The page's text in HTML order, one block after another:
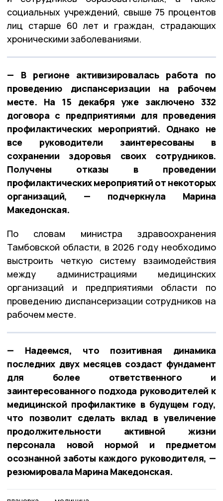
социальных учреждений, свыше 75 процентов
лиц старше 60 лет и граждан, страдающих
хроническими заболеваниями.
— В регионе активизировалась работа по
проведению диспансеризации на рабочем
месте. На 15 декабря уже заключено 332
договора с предприятиями для проведения
профилактических мероприятий. Однако не
все руководители заинтересованы в
сохранении здоровья своих сотрудников.
Получены отказы в проведении
профилактических мероприятий от некоторых
организаций, — подчеркнула Марина
Македонская.
По словам министра здравоохранения
Тамбовской области, в 2026 году необходимо
выстроить четкую систему взаимодействия
между администрациями медицинских
организаций и предприятиями области по
проведению диспансеризации сотрудников на
рабочем месте.
— Надеемся, что позитивная динамика
последних двух месяцев создаст фундамент
для более ответственного и
заинтересованного подхода руководителей к
медицинской профилактике в будущем году,
что позволит сделать вклад в увеличение
продолжительности активной жизни
персонала новой нормой и предметом
осознанной заботы каждого руководителя, —
резюмировала Марина Македонская.